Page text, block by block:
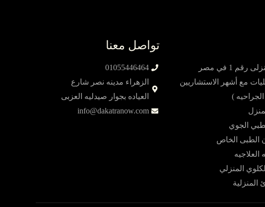
1 في مصر
مع أشهر الاستشاريين
)
الجوي
الطبى الخاص
المنزلي
تواصل معنا
01055446464
الزهراء مدينه نصر شارع
العياده بجوار صيدليه العزبى
info@dakatranow.com